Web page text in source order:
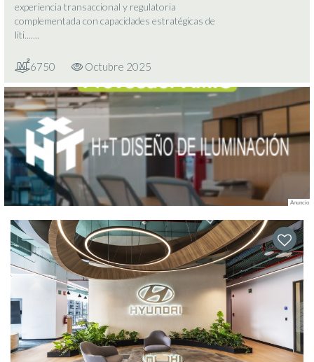
experiencia transaccional y regulatoria
complementada con capacidades estratégicas de
liti.......
6750 Octubre 2025